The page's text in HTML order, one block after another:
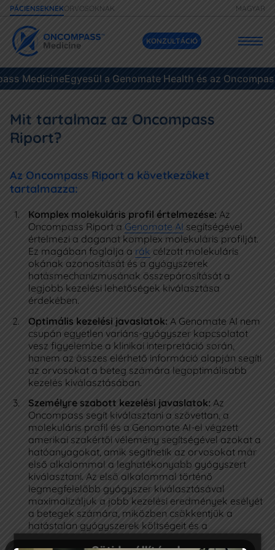
PÁCIENSEKNEKORVOSOKNAK MAGYAR
KONZULTÁCIÓ
Szolgáltatásaink
Áraink
Daganatok
Eseteink
Gyakori kérdések
Források
IDŐPONTFOGLALÁS
Az Oncompass
+36 1 7733 777
info@ocm.hu
Budapest II., Retek utca 34.
Adatkezelési Szabályzat
Pályázatok
MedicineEgyesül a Genomate Health és az Oncompass
Mit tartalmaz az Oncompass
Riport?
Az Oncompass Riport a következőket
tartalmazza:
Komplex molekuláris profil értelmezése: Az
Oncompass Riport a Genomate AI segítségével
értelmezi a daganat komplex molekuláris profilját.
Ez magában foglalja a rák célzott molekuláris
okának azonosítását és a gyógyszerek
hatásmechanizmusának összepárosítását a
legjobb kezelési lehetőségek kiválasztása
érdekében​​.
Optimális kezelési javaslatok: A Genomate AI nem
csupán egyetlen variáns-gyógyszer kapcsolatot
vesz figyelembe a klinikai interpretáció során,
hanem az összes elérhető információ alapján segíti
az orvosokat a beteg számára legoptimálisabb
kezelés kiválasztásában.
Személyre szabott kezelési javaslatok: Az
Oncompass segít kiválasztani a szövettan, a
molekuláris profil és a Genomate AI-el végzett
amerikai szakértői vélemény segítségével azokat a
hatóanyagokat, amik segíthetik az orvosokat már
első alkalommal a leghatékonyabb gyógyszert
kiválasztani​​. Az első alkalommal történő
legmegfelelőbb gyógyszer kiválasztásával
maximalizáljuk a jobb kezelési eredmények esélyét
a betegek számára, miközben csökkentjük a
hatástalan gyógyszerek költségeit és a